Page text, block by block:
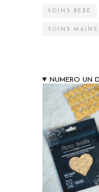
SOINS BÉBÉ
SOINS MAINS
NUMERO UN